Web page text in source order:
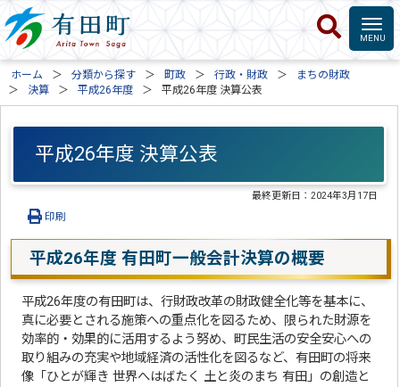
ホーム 分類から探す 町政 行政・財政
まちの財政
決算
平成26年度 平成26年度 決算公表
平成26年度 決算公表
最終更新日：2024年3月17日
印刷
平成26年度 有田町一般会計決算の概要
平成26年度の有田町は、行財政改革の財政健全化等を基本に、
真に必要とされる施策への重点化を図るため、限られた財源を
効率的・効果的に活用するよう努め、町民生活の安全安心への
取り組みの充実や地域経済の活性化を図るなど、有田町の将来
像「ひとが輝き 世界へはばたく 土と炎のまち 有田」の創造と